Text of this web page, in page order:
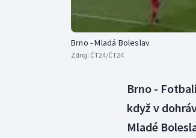
Brno - Mladá Boleslav
Zdroj: ČT24/ČT24
Brno -
když v
Mladé